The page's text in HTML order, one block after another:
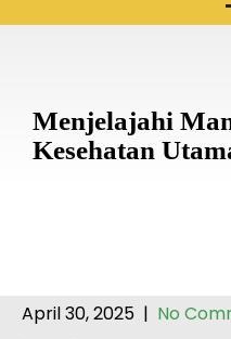
Menjelajahi
Kesehatan
April 30, 2025 | No